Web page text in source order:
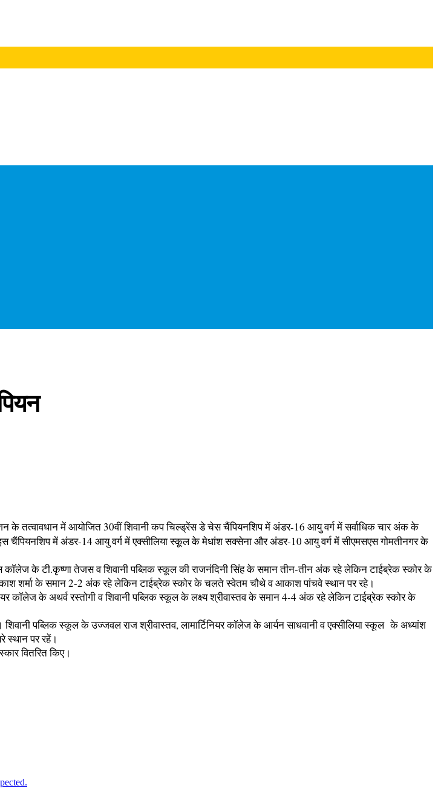
के तत्वावधान में आयोजित 30वीं शिवानी कप चिल्ड्रेंस डे चेस चैंपियनशिप में अंडर-16 आयु वर्ग में सर्वाधिक चार अंक के
चैंपियनशिप में अंडर-14 आयु वर्ग में एक्सीलिया स्कूल के मेधांश सक्सेना और अंडर-10 आयु वर्ग में सीएमसएस गोमतीनगर के
के टी.कृष्णा तेजस व शिवानी पब्लिक स्कूल की राजनंदिनी सिंह के समान तीन-तीन अंक रहे लेकिन टाईब्रेक स्कोर के
शर्मा के समान 2-2 अंक रहे लेकिन टाईब्रेक स्कोर के चलते स्वेतम चौथे व आकाश पांचवे स्थान पर रहे।
काॅलेज के अथर्व रस्तोगी व शिवानी पब्लिक स्कूल के लक्ष्य श्रीवास्तव के समान 4-4 अंक रहे लेकिन टाईब्रेक स्कोर के
पब्लिक स्कूल के उज्जवल राज श्रीवास्तव, लामार्टिनियर काॅलेज के आर्यन साधवानी व एक्सीलिया स्कूल के अध्यांश
स्थान पर रहें।
वितरित किए।